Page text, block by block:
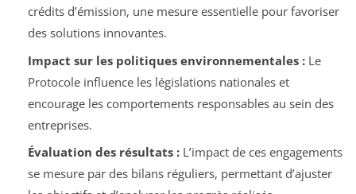
crédits d’émission, une mesure essentielle pour favoriser
des solutions innovantes.
Impact sur les politiques environnementales :Le
Protocole influence les législations nationales et
encourage les comportements responsables au sein des
entreprises.
Évaluation des résultats :L’impact de ces engagements
se mesure par des bilans réguliers, permettant d’ajuster